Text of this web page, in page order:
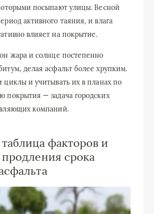
посыпают улицы. Весной
активного таяния, и влага
влияет на покрытие.
жара и солнце постепенно
делая асфальт более хрупким.
циклы и учитывать их в планах по
покрытия — задача городских
компаний.
факторов и
срока